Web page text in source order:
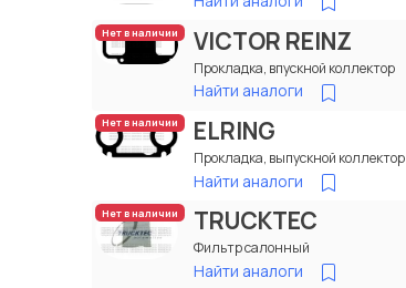
Нет в наличии VICTOR REINZ
Прокладка, впускной коллектор
Найти аналоги
Нет в наличии ELRING
Прокладка, выпускной коллектор
Найти аналоги
Нет в наличии TRUCKTEC
Фильтр салонный
Найти аналоги